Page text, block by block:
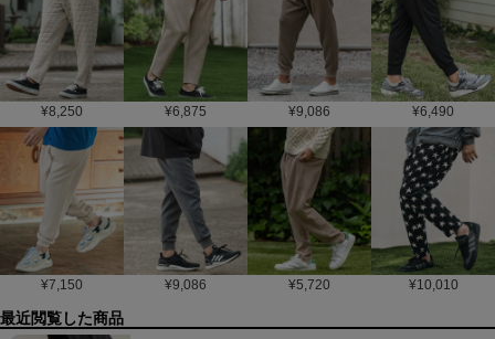
¥8,250 ¥6,875 ¥9,086 ¥6,490
¥7,150 ¥9,086 ¥5,720 ¥10,010
最近閲覧した商品